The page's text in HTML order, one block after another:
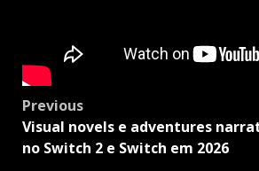
Post
navigation
Previous
Visual novels e adventures
no Switch 2 e Switch em 2026